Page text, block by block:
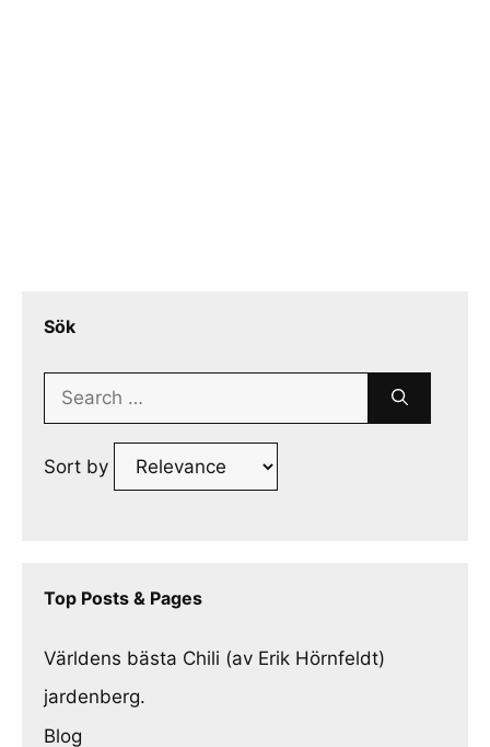
Sök
Search
Sort by
Top Posts & Pages
Världens bästa Chili (av Erik Hörnfeldt)
jardenberg.
Blog